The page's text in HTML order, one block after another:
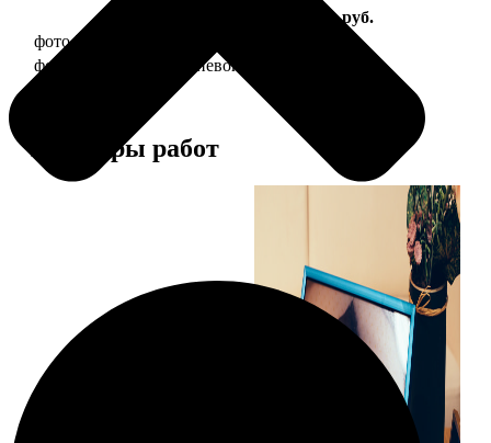
Цена, руб.
фото 20х30 в деревянной рамке
фото 20х30 в алюминиевой рамке
Примеры работ